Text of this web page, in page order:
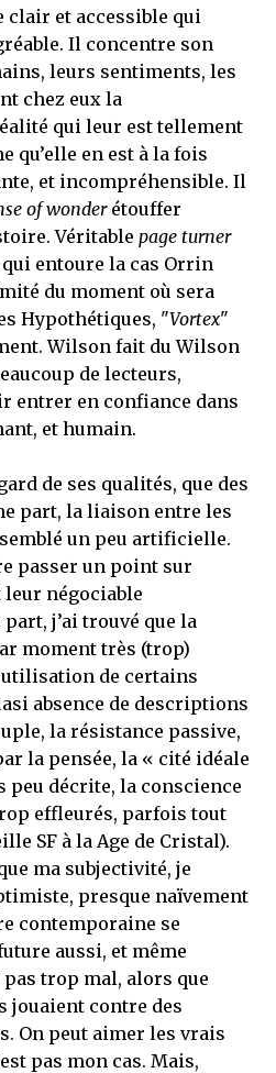
clair et accessible qui
Il concentre son
leurs sentiments, les
chez eux la
qui leur est tellement
qu’elle en est à la fois
et incompréhensible. Il
of wonderétouffer
Véritable page turner
entoure la cas Orrin
du moment où sera
Hypothétiques, "Vortex"
Wilson fait du Wilson
de lecteurs,
entrer en confiance dans
et humain.
de ses qualités, que des
part, la liaison entre les
un peu artificielle.
passer un point sur
leur négociable
j’ai trouvé que la
moment très (trop)
de certains
absence de descriptions
la résistance passive,
la pensée, la « cité idéale
peu décrite, la conscience
effleurés, parfois tout
SF à la Age de Cristal).
ma subjectivité, je
presque naïvement
contemporaine se
aussi, et même
pas trop mal, alors que
jouaient contre des
On peut aimer les vrais
pas mon cas. Mais,